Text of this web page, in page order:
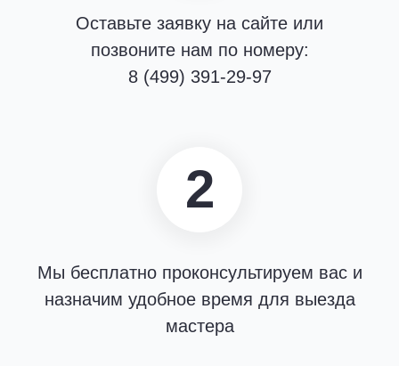
Оставьте заявку на сайте или
позвоните нам по номеру:
8 (499) 391-29-97
2
Мы бесплатно проконсультируем вас и
назначим удобное время для выезда
мастера